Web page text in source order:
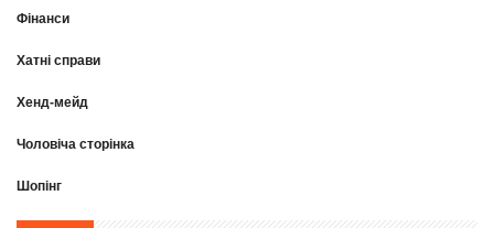
Фінанси
Хатні справи
Хенд-мейд
Чоловіча сторінка
Шопінг